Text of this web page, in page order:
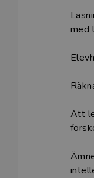
med
Att